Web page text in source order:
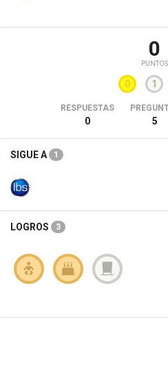
0
PUNTOS
0 1
RESPUESTAS
0 5
SIGUE A 1
LOGROS 3